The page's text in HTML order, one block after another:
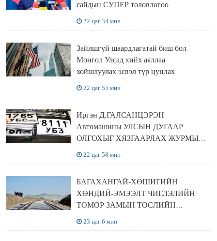
сайдын СУПЕР төлөвлөгөө
22 цаг 34 мин
Зайлшгүй шаардлагатай биш бол
Монгол Улсад хийх аяллаа
хойшлуулах эсвэл түр цуцлах
22 цаг 55 мин
Иргэн Д.ГАЛСАНЦЭРЭН
Автомашины УЛСЫН ДУГААР
ОЛГОХЫГ ХЯЗГААРЛАХ ЖУРМЫГ
22 цаг 58 мин
БАГАХАНГАЙ-ХӨШИГИЙН
ХӨНДИЙ-ЭМЭЭЛТ ЧИГЛЭЛИЙН
ТӨМӨР ЗАМЫН ТӨСЛИЙН
23 цаг 6 мин